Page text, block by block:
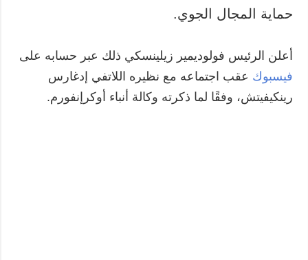
المزيد
مقابلات
الصور
الفيديوهات
بنك الصور
حماية المجال الجوي.
أعلن الرئيس فولوديمير زيلينسكي ذلك عبر حسابه على
فيسبوك عقب اجتماعه مع نظيره اللاتفي إدغارس
رينكيفيتش، وفقًا لما ذكرته وكالة أنباء أوكرإنفورم.